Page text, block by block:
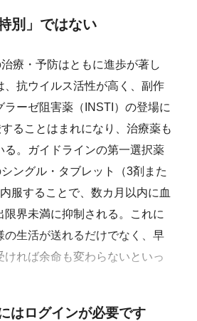
別」ではない
療・予防はともに進歩が著し
、抗ウイルス活性が高く、副作
ラーゼ阻害薬（INSTI）の登場に
ることはまれになり、治療薬も
る。ガイドラインの第一選択薬
ングル・タブレット（3剤また
服することで、数カ月以内に血
限界未満に抑制される。これに
の生活が送れるだけでなく、早
ければ余命も変わらないといっ
はログインが必要です